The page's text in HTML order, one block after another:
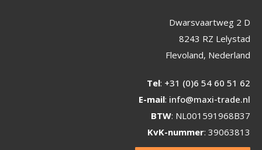
Dwarsvaartweg 2 D
8243 RZ Lelystad
Flevoland, Nederland
Tel: +31 (0)6 54 60 51 62
E-mail: info@maxi-trade.nl
BTW: NL001591968B37
KvK-nummer: 39063813